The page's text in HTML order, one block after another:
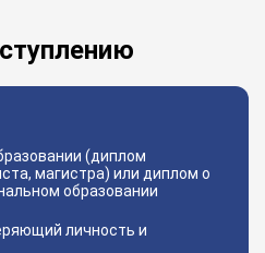
(диплом
магистра) или диплом о
образовании
личность и